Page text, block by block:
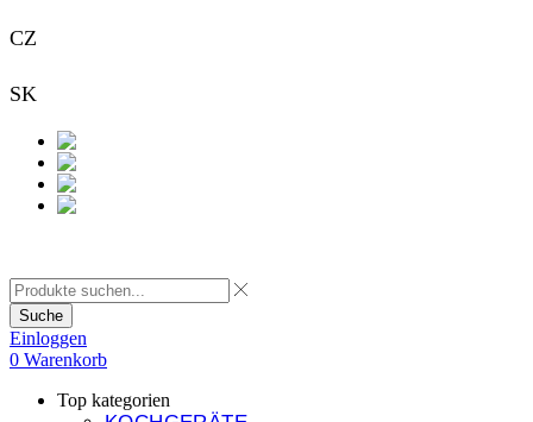
CZ
SK
Suche
Einloggen
0 Warenkorb
Top kategorien